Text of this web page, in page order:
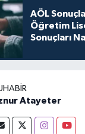
AÖL
Öğretim
Sonuçları
Atayeter